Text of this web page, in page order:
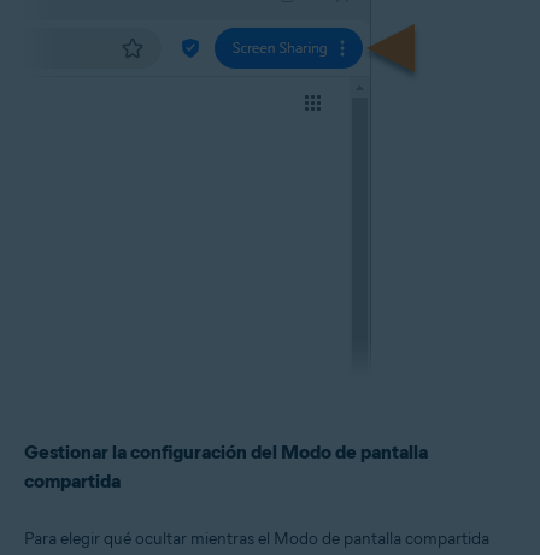
Gestionar la configuración del Modo de pantalla
compartida
Para elegir qué ocultar mientras el Modo de pantalla compartida